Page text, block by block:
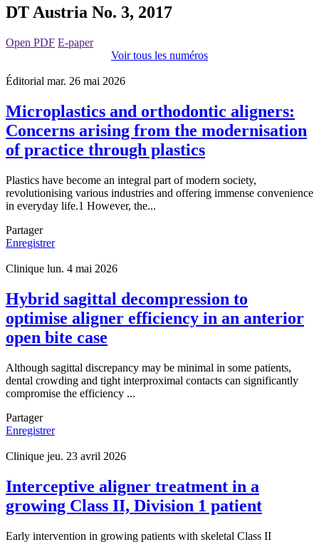
DT Austria No. 3, 2017
Open PDF E-paper
Voir tous les numéros
Éditorial mar. 26 mai 2026
Microplastics and orthodontic aligners:
Concerns arising from the modernisation
of practice through plastics
Plastics have become an integral part of modern society,
revolutionising various industries and offering immense convenience
in everyday life.1 However, the...
Partager
Enregistrer
Clinique lun. 4 mai 2026
Hybrid sagittal decompression to
optimise aligner efficiency in an anterior
open bite case
Although sagittal discrepancy may be minimal in some patients,
dental crowding and tight interproximal contacts can significantly
compromise the efficiency ...
Partager
Enregistrer
Clinique jeu. 23 avril 2026
Interceptive aligner treatment in a
growing Class II, Division 1 patient
Early intervention in growing patients with skeletal Class II